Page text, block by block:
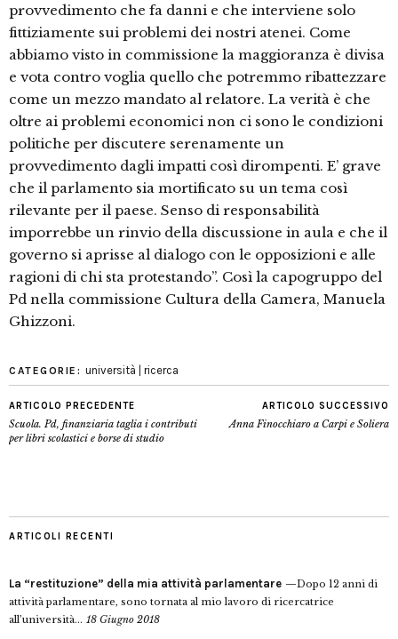
provvedimento che fa danni e che interviene solo
fittiziamente sui problemi dei nostri atenei. Come
abbiamo visto in commissione la maggioranza è divisa
e vota contro voglia quello che potremmo ribattezzare
come un mezzo mandato al relatore. La verità è che
oltre ai problemi economici non ci sono le condizioni
politiche per discutere serenamente un
provvedimento dagli impatti così dirompenti. E’ grave
che il parlamento sia mortificato su un tema così
rilevante per il paese. Senso di responsabilità
imporrebbe un rinvio della discussione in aula e che il
governo si aprisse al dialogo con le opposizioni e alle
ragioni di chi sta protestando”. Così la capogruppo del
Pd nella commissione Cultura della Camera, Manuela
Ghizzoni.
CATEGORIE: università | ricerca
ARTICOLO PRECEDENTE
Scuola. Pd, finanziaria taglia i contributi
per libri scolastici e borse di studio
ARTICOLO SUCCESSIVO
Anna Finocchiaro a Carpi e Soliera
ARTICOLI RECENTI
La “restituzione” della mia attività parlamentare
Dopo 12 anni di
attività parlamentare, sono tornata al mio lavoro di ricercatrice
all’università... 18 Giugno 2018